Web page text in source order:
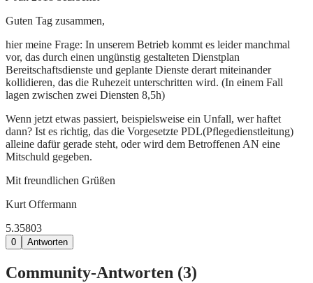
Guten Tag zusammen,
hier meine Frage: In unserem Betrieb kommt es leider manchmal
vor, das durch einen ungünstig gestalteten Dienstplan
Bereitschaftsdienste und geplante Dienste derart miteinander
kollidieren, das die Ruhezeit unterschritten wird. (In einem Fall
lagen zwischen zwei Diensten 8,5h)
Wenn jetzt etwas passiert, beispielsweise ein Unfall, wer haftet
dann? Ist es richtig, das die Vorgesetzte PDL(Pflegedienstleitung)
alleine dafür gerade steht, oder wird dem Betroffenen AN eine
Mitschuld gegeben.
Mit freundlichen Grüßen
Kurt Offermann
5.35803
0 Antworten
Community-Antworten (3)